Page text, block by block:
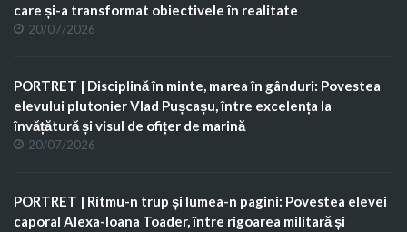
care și-a transformat obiectivele în realitate
20/07/2026
PORTRET | Disciplină în minte, marea în gânduri: Povestea
elevului plutonier Vlad Pușcașu, între excelența la
învățătură și visul de ofițer de marină
20/07/2026
PORTRET | Ritmu-n trup și lumea-n pagini: Povestea elevei
caporal Alexa-Ioana Toader, între rigoarea militară și